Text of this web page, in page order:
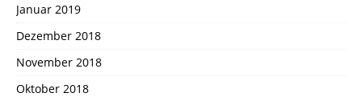
Januar 2019
Dezember 2018
November 2018
Oktober 2018